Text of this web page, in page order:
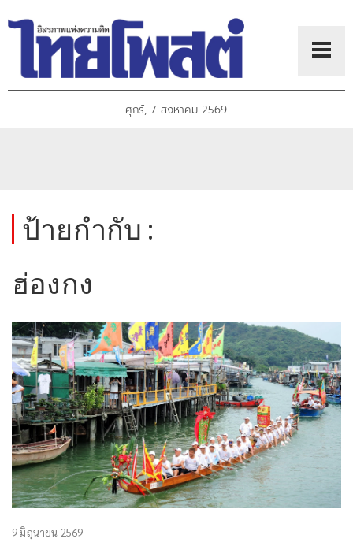
ศุกร์, 7 สิงหาคม 2569
ป้ายกำกับ :
ฮ่องกง
9 มิถุนายน 2569